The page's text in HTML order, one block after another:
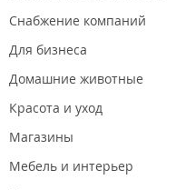
Снабжение компаний
Для бизнеса
Домашние животные
Красота и уход
Магазины
Мебель и интерьер